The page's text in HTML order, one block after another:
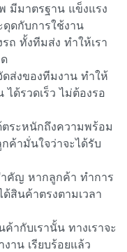
มาตรฐาน แข็งแรง
ดกับการใช้งาน
ถ ทั้งทีมส่ง ทำให้เรา
ส่งของทีมงาน ทำให้
ได้รวดเร็ว ไม่ต้องรอ
ตระหนักถึงความพร้อม
ค้ามั่นใจว่าจะได้รับ
ำคัญ หากลูกค้า ทำการ
ด้สินค้าตรงตามเวลา
ากับเรานั้น ทางเราจะ
าน เรียบร้อยแล้ว